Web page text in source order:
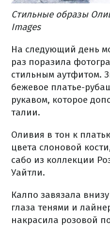
Стильные образы
Images
На следующий день
раз поразила
стильным аутфитом.
бежевое платье-
рукавом, которое
талии.
Оливия в тон к
цвета слоновой
сабо из коллекции
Уайтли.
Калпо завязала
глаза тенями и
накрасила розовой